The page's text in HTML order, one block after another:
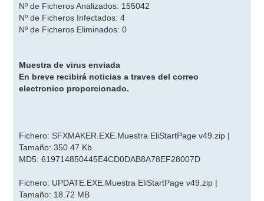
Nº de Ficheros Analizados: 155042
Nº de Ficheros Infectados: 4
Nº de Ficheros Eliminados: 0
Muestra de virus enviada
En breve recibirá noticias a traves del correo
electronico proporcionado.
Fichero: SFXMAKER.EXE.Muestra EliStartPage v49.zip |
Tamaño: 350.47 Kb
MD5: 619714850445E4CD0DAB8A78EF28007D
Fichero: UPDATE.EXE.Muestra EliStartPage v49.zip |
Tamaño: 18.72 MB